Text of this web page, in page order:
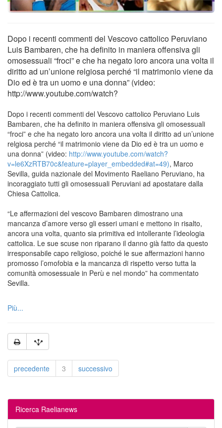
Dopo i recenti commenti del Vescovo cattolico Peruviano
Luis Bambaren, che ha definito in maniera offensiva gli
omosessuali “froci” e che ha negato loro ancora una volta il
diritto ad un’unione relgiosa perché “il matrimonio viene da
Dio ed è tra un uomo e una donna” (video:
http://www.youtube.com/watch?
Dopo i recenti commenti del Vescovo cattolico Peruviano Luis
Bambaren, che ha definito in maniera offensiva gli omosessuali
“froci” e che ha negato loro ancora una volta il diritto ad un’unione
relgiosa perché “il matrimonio viene da Dio ed è tra un uomo e
una donna” (video: http://www.youtube.com/watch?
v=le6XzRTB70c&feature=player_embedded#at=49), Marco
Sevilla, guida nazionale del Movimento Raeliano Peruviano, ha
incoraggiato tutti gli omosessuali Peruviani ad apostatare dalla
Chiesa Cattolica.
“Le affermazioni del vescovo Bambaren dimostrano una
mancanza d’amore verso gli esseri umani e mettono in risalto,
ancora una volta, quanto sia primitiva ed intollerante l’ideologia
cattolica. Le sue scuse non riparano il danno già fatto da questo
irresponsabile capo religioso, poiché le sue affermazioni hanno
promosso l’omofobia e la mancanza di rispetto verso tutta la
comunità omosessuale in Perù e nel mondo” ha commentato
Sevilla.
Più...
precedente 3 successivo
Ricerca Raelianews